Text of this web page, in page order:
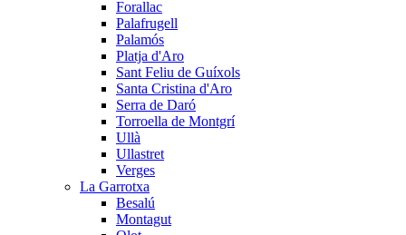
Forallac
Palafrugell
Palamós
Platja d'Aro
Sant Feliu de Guíxols
Santa Cristina d'Aro
Serra de Daró
Torroella de Montgrí
Ullà
Ullastret
Verges
La Garrotxa
Besalú
Montagut